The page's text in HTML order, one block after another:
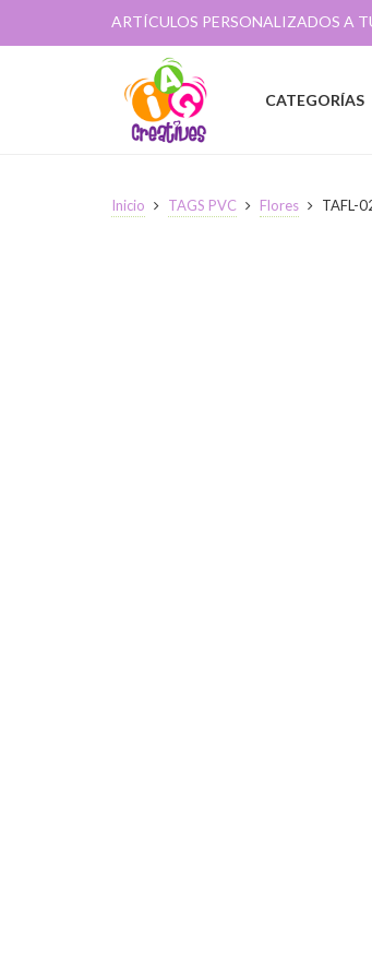
ARTÍCULOS PERSONALIZADOS A
CATEGORÍAS
Inicio TAGS PVC Flores TAFL-